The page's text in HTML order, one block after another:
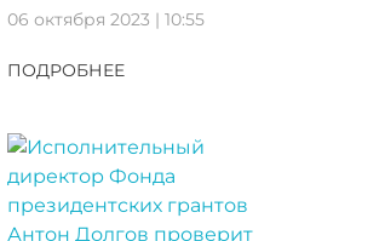
06 октября 2023 | 10:55
ПОДРОБНЕЕ